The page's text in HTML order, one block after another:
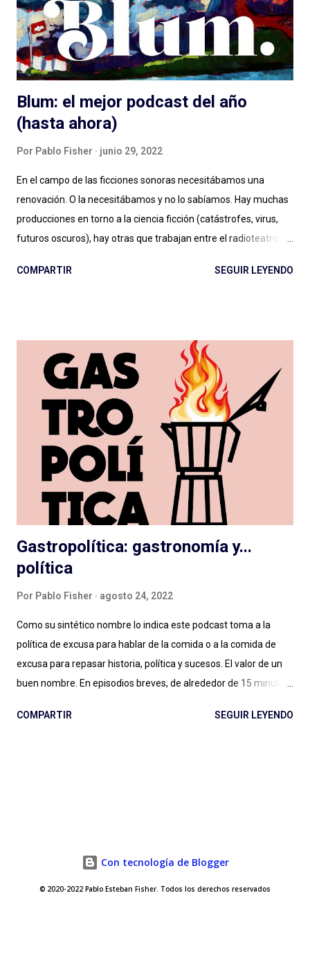
este momento, un granito más al debate: el de las diferencias
narrativas entre una cosa y la otra. Más allá de las instancias de
producción, distribución y es...
Blum: el mejor podcast del año
(hasta ahora)
Por Pablo Fisher junio 29, 2022
En el campo de las ficciones sonoras necesitábamos una
renovación. O la necesitábamos y no lo sabíamos. Hay muchas
producciones en torno a la ciencia ficción (catástrofes, virus,
futuros oscuros), hay otras que trabajan entre el radioteatro, el
una por una, se puede decir sencillamente que hay dos grandes
dirección de actuaciones e interpretaciones a la altura de
tamaña producción; y las que, con presupuesto o no, deben
cortar lazos aún con el vetusto radioteatro, nos entregan
actuaciones exageradas, guiones flojos y se escuchan desde el
vamos sin dirección clara: como resultado cuesta escucharlas y
pensamos que la ficción no es para nosotrxs ... Algún día
deberemos sentarnos a hablar seriamente del rol de dirección
en el podcast , que vale para cualquier g...
COMPARTIR SEGUIR LEYENDO
Gastropolítica: gastronomía y...
política
Por Pablo Fisher agosto 24, 2022
Como su sintético nombre lo indica este podcast toma a la
política de excusa para hablar de la comida o a la comida de
excusa para repasar historia, política y sucesos. El valor de un
buen nombre. En episodios breves, de alrededor de 15 minutos,
Historia, con música amena y audios de archivo al paso para
contra la vida de Fidel Castro y el fanatismo por el helado del
COMPARTIR SEGUIR LEYENDO
Con tecnología de Blogger
© 2020-2022 Pablo Esteban Fisher. Todos los derechos reservados